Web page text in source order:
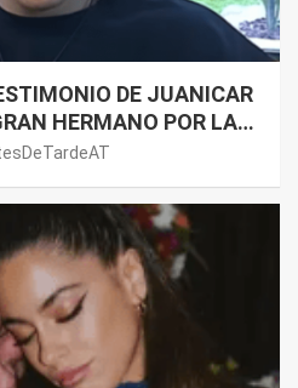
DE JUANICAR
HERMANO POR LA